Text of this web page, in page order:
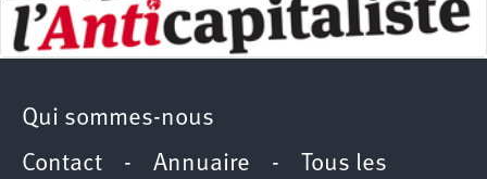
Qui sommes-nous
Contact - Annuaire -
Tous les